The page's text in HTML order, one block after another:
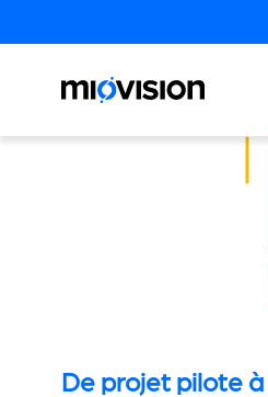
De projet pilote à